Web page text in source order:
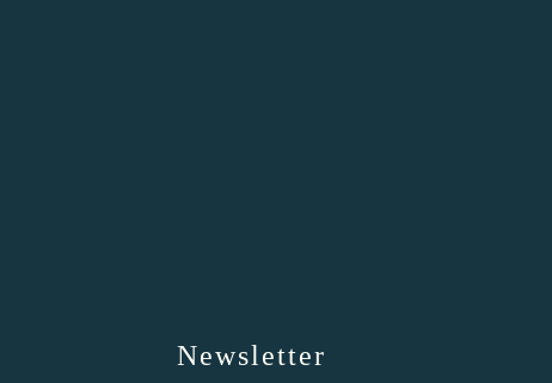
Newsletter